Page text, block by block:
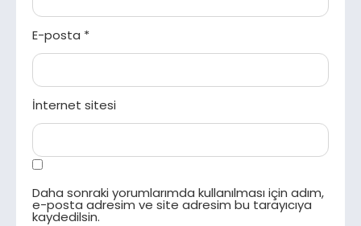
E-posta *
İnternet sitesi
Daha sonraki yorumlarımda kullanılması için adım,
e-posta adresim ve site adresim bu tarayıcıya
kaydedilsin.